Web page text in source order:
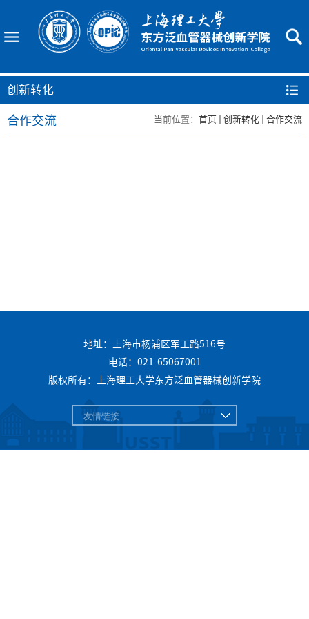
创新转化
当前位置： 首页 创新转化 合作交流
合作交流
地址：上海市杨浦区军工路516号
电话：021-65067001
版权所有：上海理工大学东方泛血管器械创新学院